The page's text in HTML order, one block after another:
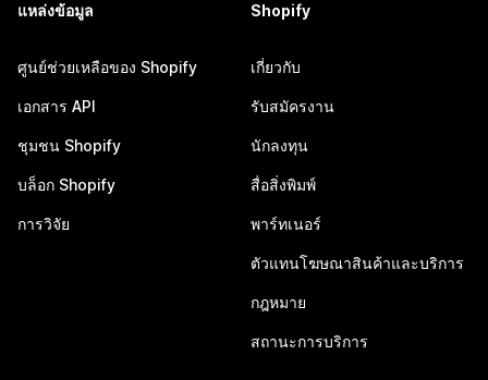
แหล่งข้อมูล
ศูนย์ช่วยเหลือของ Shopify
เอกสาร API
ชุมชน Shopify
บล็อก Shopify
การวิจัย
Shopify
เกี่ยวกับ
รับสมัครงาน
นักลงทุน
สื่อสิ่งพิมพ์
พาร์ทเนอร์
ตัวแทนโฆษณาสินค้าและบริการ
กฎหมาย
สถานะการบริการ